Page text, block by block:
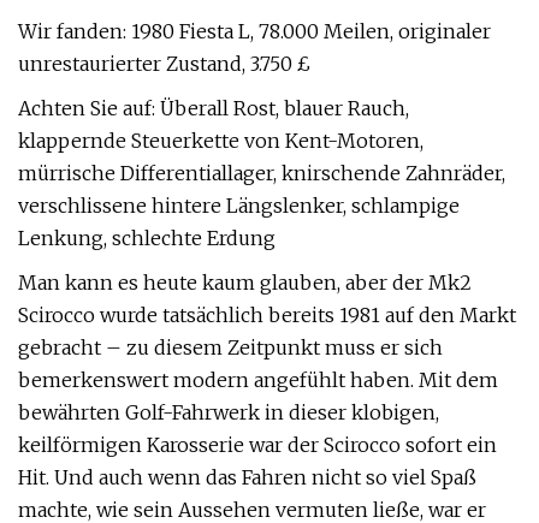
Wir fanden: 1980 Fiesta L, 78.000 Meilen, originaler
unrestaurierter Zustand, 3.750 £
Achten Sie auf: Überall Rost, blauer Rauch,
klappernde Steuerkette von Kent-Motoren,
mürrische Differentiallager, knirschende Zahnräder,
verschlissene hintere Längslenker, schlampige
Lenkung, schlechte Erdung
Man kann es heute kaum glauben, aber der Mk2
Scirocco wurde tatsächlich bereits 1981 auf den Markt
gebracht – zu diesem Zeitpunkt muss er sich
bemerkenswert modern angefühlt haben. Mit dem
bewährten Golf-Fahrwerk in dieser klobigen,
keilförmigen Karosserie war der Scirocco sofort ein
Hit. Und auch wenn das Fahren nicht so viel Spaß
machte, wie sein Aussehen vermuten ließe, war er